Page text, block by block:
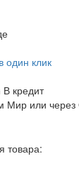
один клик
В кредит
товара: